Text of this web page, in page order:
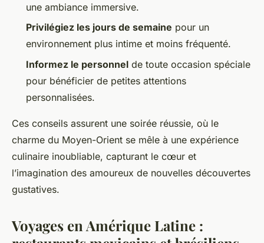
une ambiance immersive.
Privilégiez les jours de semaine pour un
environnement plus intime et moins fréquenté.
Informez le personnel de toute occasion spéciale
pour bénéficier de petites attentions
personnalisées.
Ces conseils assurent une soirée réussie, où le
charme du Moyen-Orient se mêle à une expérience
culinaire inoubliable, capturant le cœur et
l’imagination des amoureux de nouvelles découvertes
gustatives.
Voyages en Amérique Latine :